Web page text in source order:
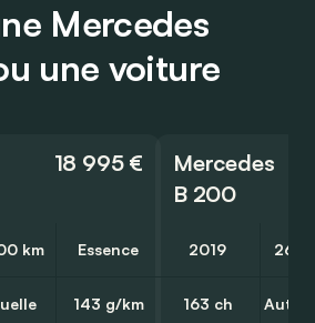
Mercedes
une voiture
18 995 €
km Essence
143 g/km
Mercedes
B 200
2019 26
163 ch